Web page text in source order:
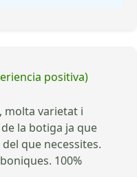
positiva)
molta varietat i
la botiga ja que
que necessites.
100%